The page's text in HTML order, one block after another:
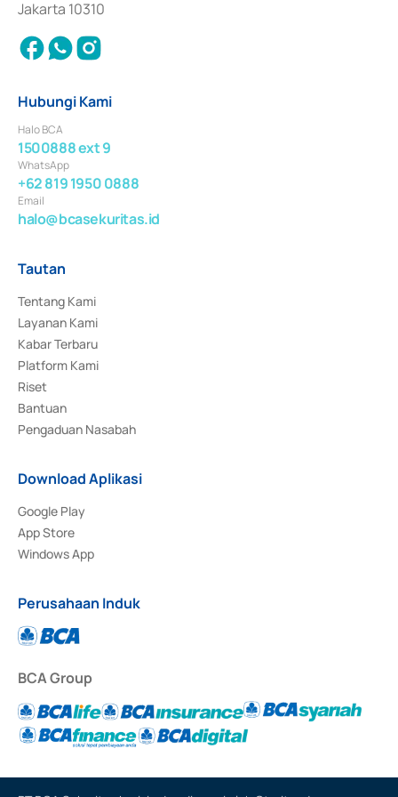
Jakarta 10310
Hubungi Kami
Halo BCA
1500888 ext 9
WhatsApp
+62 819 1950 0888
Email
halo@bcasekuritas.id
Tautan
Tentang Kami
Layanan Kami
Kabar Terbaru
Platform Kami
Riset
Bantuan
Pengaduan Nasabah
Download Aplikasi
Google Play
App Store
Windows App
Perusahaan Induk
BCA Group